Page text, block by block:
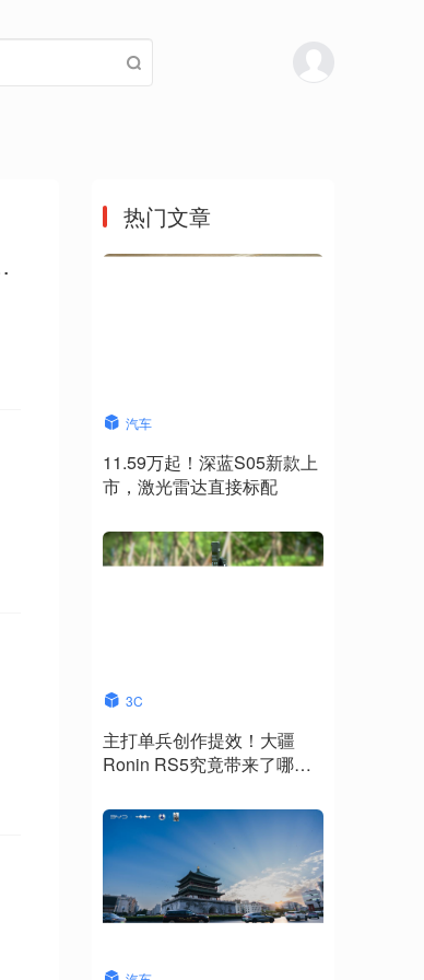
热门文章
汽车
11.59万起！深蓝S05新款上
市，激光雷达直接标配
3C
主打单兵创作提效！大疆
Ronin RS5究竟带来了哪些